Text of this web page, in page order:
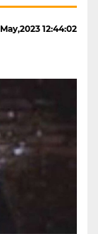
12:44:02